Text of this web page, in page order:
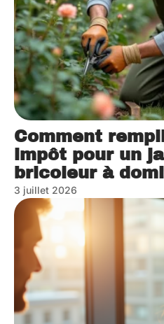
Comment
impôt pour un
bricoleur à
3 juillet 2026